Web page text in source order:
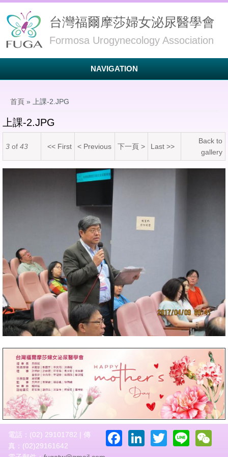
台灣福爾摩莎婦女泌尿醫學會
Formosa Urogynecology Association
NAVIGATION
首頁 » 上課-2.JPG
上課-2.JPG
3 of 43 << First < Previous 下一頁 > Last >>
Back to
gallery
Facebook
LinkedIn
Twitter
Line
電話：(02) 29101782 | 傳
真：(02)29161642